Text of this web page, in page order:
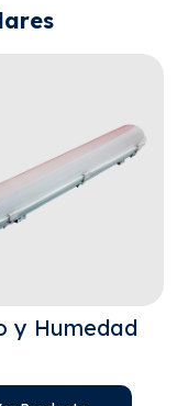
y Humedad